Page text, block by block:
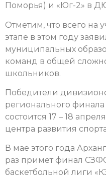
Поморья) и «Юг-2» в
Отметим, что всего на
этапе в этом году
муниципальных
команд в общей
школьников.
Победители
регионального
состоится 17 – 18
центра развития
В мае этого года
раз примет финал
баскетбольной лиги